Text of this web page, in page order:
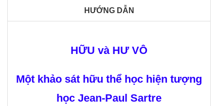
HƯỚNG DẪN
HỮU và HƯ VÔ
Một khảo sát hữu thể học hiện tượng
học Jean-Paul Sartre